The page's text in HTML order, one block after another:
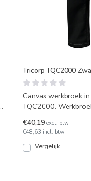
Tricorp TQC2000
Canvas werkbroek
TQC2000.
€40,19 excl. btw
€48,63 incl. btw
Vergelijk